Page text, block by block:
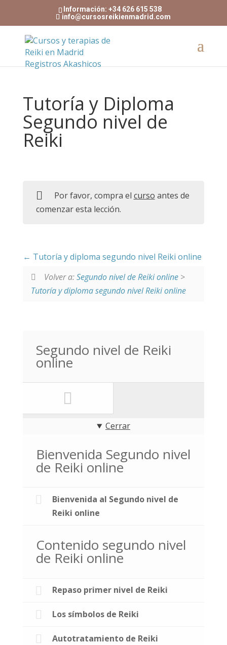
Información: +34 626 615 538
info@cursosreikienmadrid.com
Tutoría y Diploma
Segundo nivel de
Reiki
Por favor, compra el curso antes de
comenzar esta lección.
Tutoría y diploma segundo nivel Reiki online
Volver a:Segundo nivel de Reiki online>
Tutoría y diploma segundo nivel Reiki online
Segundo nivel de Reiki
online
Cerrar
Bienvenida Segundo nivel
de Reiki online
Bienvenida al Segundo nivel de
Reiki online
Contenido segundo nivel
de Reiki online
Repaso primer nivel de Reiki
Los símbolos de Reiki
Autotratamiento de Reiki